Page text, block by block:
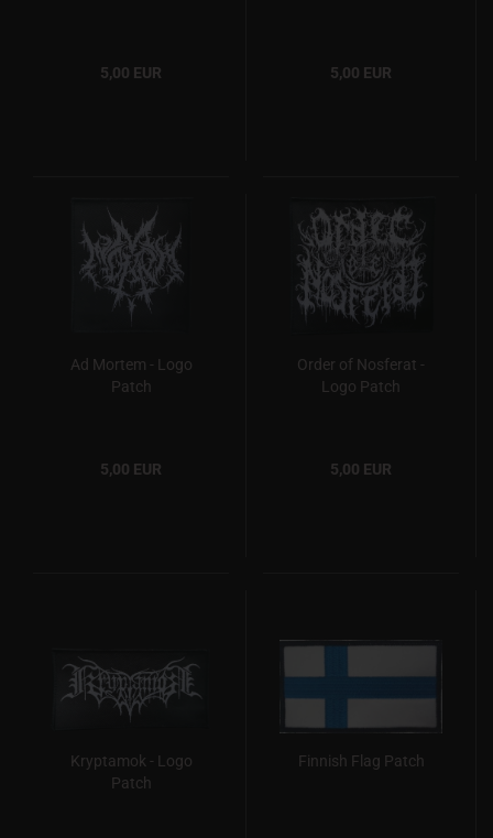
5,00 EUR 5,00 EUR
Ad Mortem - Logo
Patch
5,00 EUR
Order of Nosferat -
Logo Patch
5,00 EUR
Kryptamok - Logo
Patch
Finnish Flag Patch